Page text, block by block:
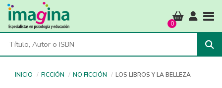
0
INICIO FICCIÓN NO FICCIÓN LOS LIBROS Y LA BELLEZA